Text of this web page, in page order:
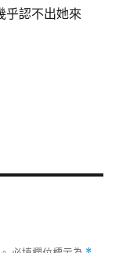
乎認不出她來